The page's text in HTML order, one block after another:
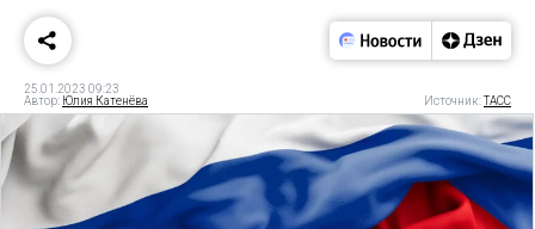
25.01.2023 09:23
Автор: Юлия Катенёва Источник:ТАСС